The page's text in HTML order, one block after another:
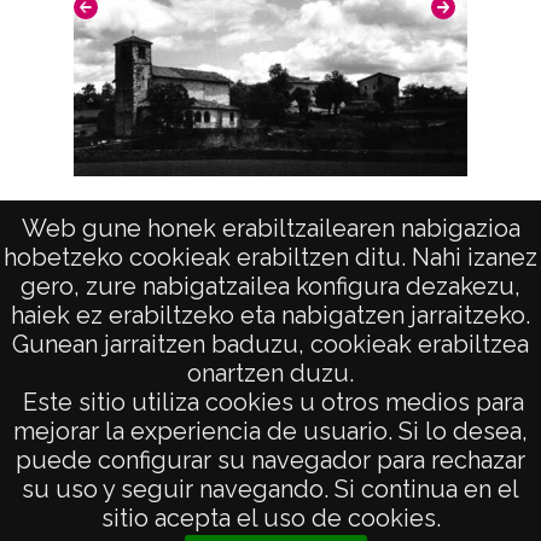
Web gune honek erabiltzailearen nabigazioa
hobetzeko cookieak erabiltzen ditu. Nahi izanez
gero, zure nabigatzailea konfigura dezakezu,
haiek ez erabiltzeko eta nabigatzen jarraitzeko.
Gunean jarraitzen baduzu, cookieak erabiltzea
onartzen duzu.
Este sitio utiliza cookies u otros medios para
mejorar la experiencia de usuario. Si lo desea,
puede configurar su navegador para rechazar
su uso y seguir navegando. Si continua en el
sitio acepta el uso de cookies.
CC BY-NC-SA 4.0
Vista (GOIURI)
AVISO LEGAL
POLÍTICA DE PRIVACIDAD
ACCESIBILIDAD
ATENCIÓN CIUDADANA